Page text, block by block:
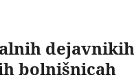
dejavnikih
bolnišnicah